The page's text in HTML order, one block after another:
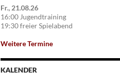
Fr., 21.08.26
16:00 Jugendtraining
19:30 freier Spielabend
Weitere Termine
KALENDER